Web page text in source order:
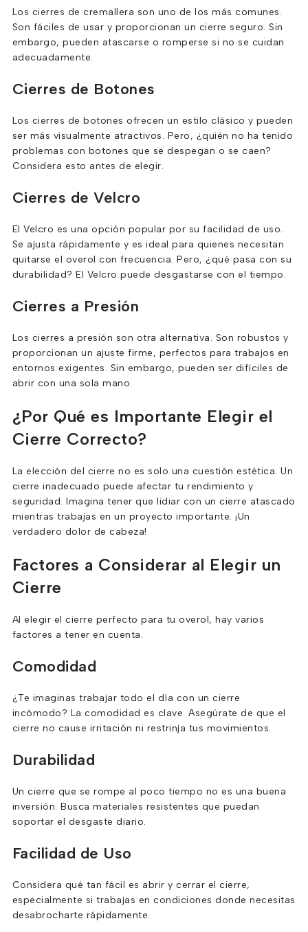
Los cierres de cremallera son uno de los más comunes.
Son fáciles de usar y proporcionan un cierre seguro. Sin
embargo, pueden atascarse o romperse si no se cuidan
adecuadamente.
Cierres de Botones
Los cierres de botones ofrecen un estilo clásico y pueden
ser más visualmente atractivos. Pero, ¿quién no ha tenido
problemas con botones que se despegan o se caen?
Considera esto antes de elegir.
Cierres de Velcro
El Velcro es una opción popular por su facilidad de uso.
Se ajusta rápidamente y es ideal para quienes necesitan
quitarse el overol con frecuencia. Pero, ¿qué pasa con su
durabilidad? El Velcro puede desgastarse con el tiempo.
Cierres a Presión
Los cierres a presión son otra alternativa. Son robustos y
proporcionan un ajuste firme, perfectos para trabajos en
entornos exigentes. Sin embargo, pueden ser difíciles de
abrir con una sola mano.
¿Por Qué es Importante Elegir el
Cierre Correcto?
La elección del cierre no es solo una cuestión estética. Un
cierre inadecuado puede afectar tu rendimiento y
seguridad. Imagina tener que lidiar con un cierre atascado
mientras trabajas en un proyecto importante. ¡Un
verdadero dolor de cabeza!
Factores a Considerar al Elegir un
Cierre
Al elegir el cierre perfecto para tu overol, hay varios
factores a tener en cuenta.
Comodidad
¿Te imaginas trabajar todo el día con un cierre
incómodo? La comodidad es clave. Asegúrate de que el
cierre no cause irritación ni restrinja tus movimientos.
Durabilidad
Un cierre que se rompe al poco tiempo no es una buena
inversión. Busca materiales resistentes que puedan
soportar el desgaste diario.
Facilidad de Uso
Considera qué tan fácil es abrir y cerrar el cierre,
especialmente si trabajas en condiciones donde necesitas
desabrocharte rápidamente.